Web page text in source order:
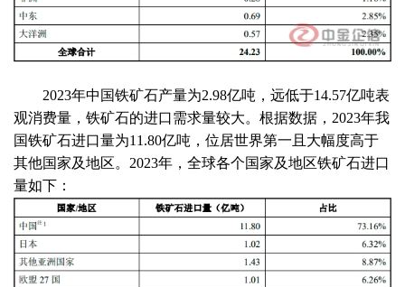
2023年中国铁矿石产量为2.98亿吨，远低于14.57亿吨表
观消费量，铁矿石的进口需求量较大。根据数据 ， 2023年我
国铁矿石进口量为11.80亿吨，位居世界第一且大幅度高于
其他国家及地区。2023年，全球各个国家及地区铁矿石进口
量如下：